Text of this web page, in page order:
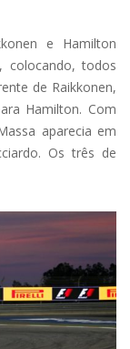
e Hamilton
colocando, todos
de Raikkonen,
Hamilton. Com
aparecia em
Os três de